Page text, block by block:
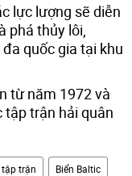
lực lượng sẽ diễn
phá thủy lôi,
quốc gia tại khu
từ năm 1972 và
trận hải quân
trận Biển Baltic